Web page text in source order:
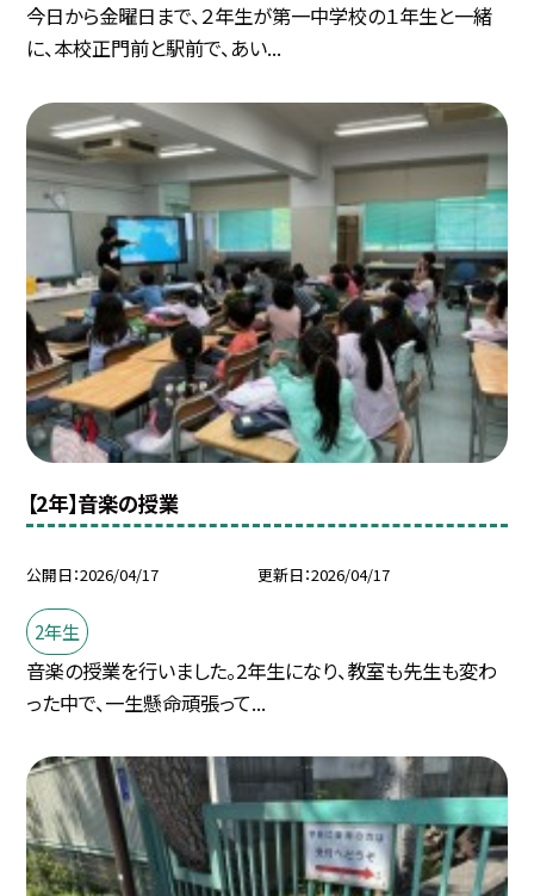
今日から金曜日まで、２年生が第一中学校の１年生と一緒
に、本校正門前と駅前で、あい...
【2年】音楽の授業
公開日 2026/04/17 更新日 2026/04/17
2年生
音楽の授業を行いました。2年生になり、教室も先生も変わ
った中で、一生懸命頑張って...